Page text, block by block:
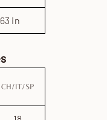
in
CH/IT/SP